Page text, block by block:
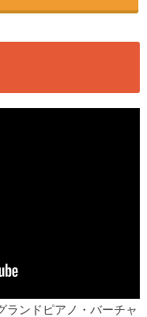
ランドピアノ・バーチャ